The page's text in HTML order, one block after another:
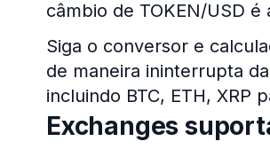
câmbio de TOKEN/USD
Siga o conversor e
de maneira ininterrupta
incluindo BTC, ETH, XRP
Exchanges